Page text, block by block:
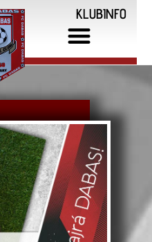
KLUBINFO